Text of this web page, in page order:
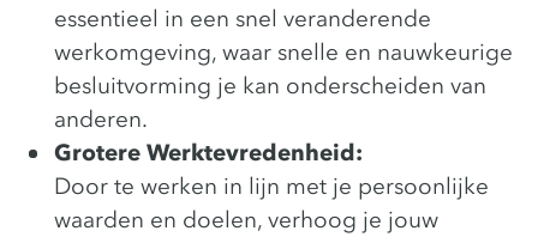
essentieel in een snel veranderende
werkomgeving, waar snelle en nauwkeurige
besluitvorming je kan onderscheiden van
anderen.
Grotere Werktevredenheid:
Door te werken in lijn met je persoonlijke
waarden en doelen, verhoog je jouw